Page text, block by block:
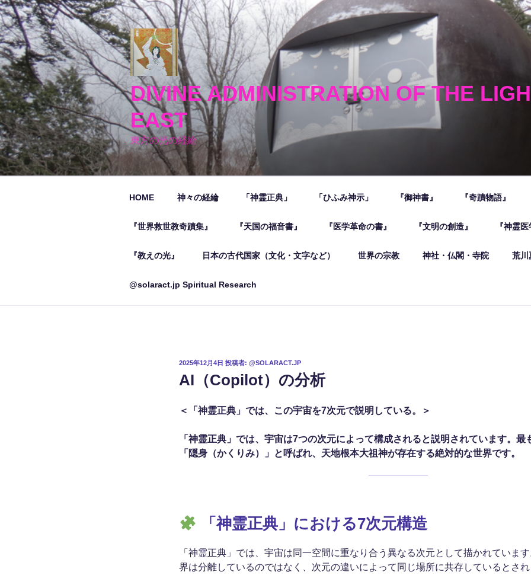
コ
ン
テ
ン
ツ
へ
ス
キ
ッ
プ
DIVINE ADMINISTRATION OF THE
EAST
東方の光の経綸
HOME 神々の経綸 「神霊正典」 「ひふみ神示」 『御神書』 『奇蹟物語』
『世界救世教奇蹟集』 『天国の福音書』 『医学革命の書』 『文明の創造』 『神霊
『教えの光』 日本の古代国家（文化・文字など） 世界の宗教 神社・仏閣・寺院 荒川
@solaract.jp Spiritual Research
投
日:
2025年12月4日 投稿者: @SOLARACT.JP
AI（Copilot）の分析
＜「神霊正典」では、この宇宙を7次元で説明している。＞
「神霊正典」では、宇宙は7つの次元によって構成されると説明されています。最
「隠身（かくりみ）」と呼ばれ、天地根本大祖神が存在する絶対的な世界です。
「神霊正典」における7次元構造
「神霊正典」では、宇宙は同一空間に重なり合う異なる次元として描かれていま
界は分離しているのではなく、次元の違いによって同じ場所に共存しているとさ